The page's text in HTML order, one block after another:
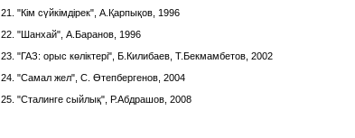
21. "Кім сүйкімдірек", А.Қарпықов, 1996
22. "Шанхай", А.Баранов, 1996
23. "ГАЗ: орыс көліктері", Б.Килибаев, Т.Бекмамбетов, 2002
24. "Самал жел", С. Өтепбергенов, 2004
25. "Сталинге сыйлық", Р.Абдрашов, 2008